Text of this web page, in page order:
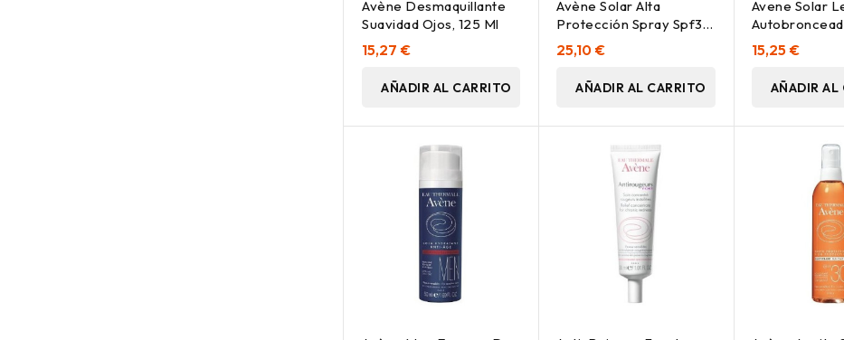
Avène Desmaquillante
Suavidad Ojos, 125 Ml
15,27 €
AÑADIR AL CARRITO
Avène Solar Alta
Protección Spray Spf30
200Ml
25,10 €
AÑADIR AL CARRITO
Avene Solar
Ml
15,25 €
AÑADIR AL